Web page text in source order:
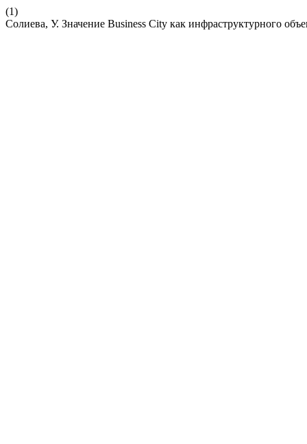
(1)
Солиева, У. Значение Business City как инфраструктурного